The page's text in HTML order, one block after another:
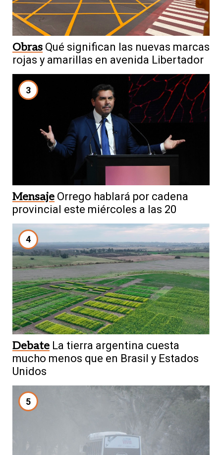
Obras Qué significan las nuevas marcas
rojas y amarillas en avenida Libertador
3
Mensaje Orrego hablará por cadena
provincial este miércoles a las 20
4
Debate La tierra argentina cuesta
mucho menos que en Brasil y Estados
Unidos
5